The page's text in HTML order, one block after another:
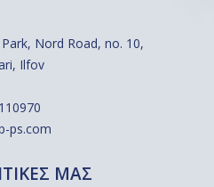
Nord Road, no. 10,
Ilfov
ps.com
ΜΑΣ